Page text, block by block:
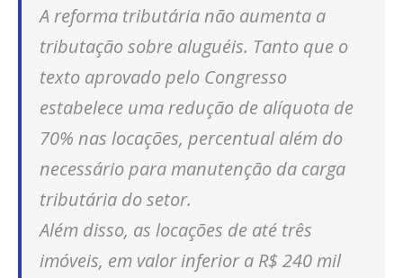
A reforma tributária não aumenta a
tributação sobre aluguéis. Tanto que o
texto aprovado pelo Congresso
estabelece uma redução de alíquota de
70% nas locações, percentual além do
necessário para manutenção da carga
tributária do setor.
Além disso, as locações de até três
imóveis, em valor inferior a R$ 240 mil